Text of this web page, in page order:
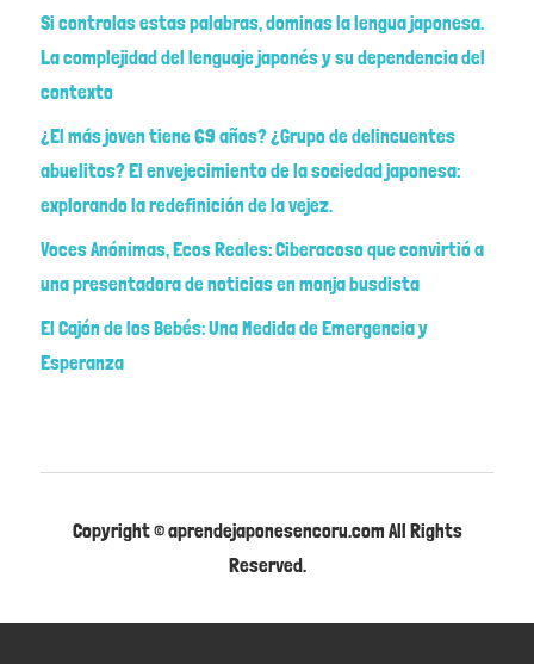
Si controlas estas palabras, dominas la lengua japonesa.
La complejidad del lenguaje japonés y su dependencia del
contexto
¿El más joven tiene 69 años? ¿Grupo de delincuentes
abuelitos? El envejecimiento de la sociedad japonesa:
explorando la redefinición de la vejez.
Voces Anónimas, Ecos Reales: Ciberacoso que convirtió a
una presentadora de noticias en monja busdista
El Cajón de los Bebés: Una Medida de Emergencia y
Esperanza
Copyright © aprendejaponesencoru.com All Rights
Reserved.